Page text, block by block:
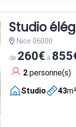
Studio
Nice 06000
de 260€à
2personne(s)
Studio
43m²